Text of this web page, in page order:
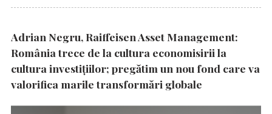
Adrian Negru, Raiffeisen Asset Management:
România trece de la cultura economisirii la
cultura investițiilor; pregătim un nou fond care va
valorifica marile transformări globale